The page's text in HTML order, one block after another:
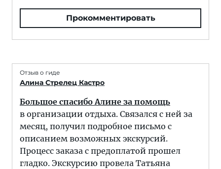
Прокомментировать
Отзыв о гиде
Алина Стрелец Кастро
Большое спасибо Алине за помощь
в организации отдыха. Связался с ней за
месяц, получил подробное письмо с
описанием возможных экскурсий.
Процесс заказа с предоплатой прошел
гладко. Экскурсию провела Татьяна